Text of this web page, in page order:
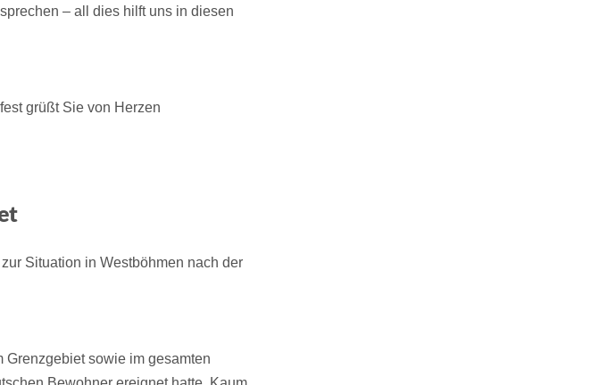
– all dies hilft uns in diesen
grüßt Sie von Herzen
Situation in Westböhmen nach der
sowie im gesamten